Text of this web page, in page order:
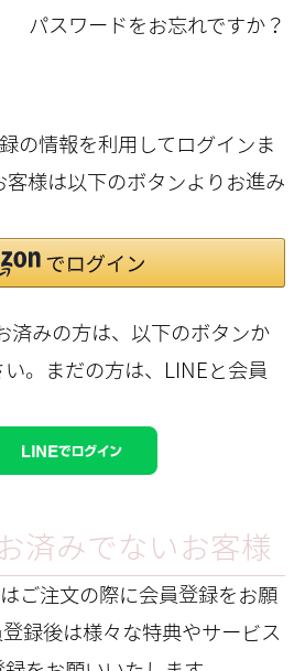
パスワードをお忘れですか？
の情報を利用してログインま
客様は以下のボタンよりお進み
済みの方は、以下のボタンか
。まだの方は、
LINEと会員
済みでないお客様
ご注文の際に会員登録をお願
録後は様々な特典やサービス